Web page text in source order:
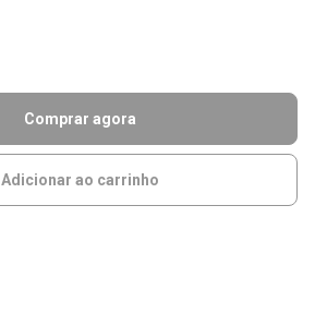
Comprar agora
Adicionar ao carrinho